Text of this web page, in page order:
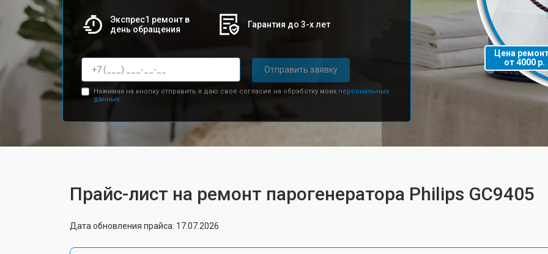
Экспрес1 ремонт в
день обращения
Гарантия до 3-х лет
Отправить заявку
Нажимая на кнопку отправить я даю свое согласие на обработку моих персональных
данных.
Цена
от 4000 р.
Прайс-лист на ремонт парогенератора Philips GC9405
Дата обновления прайса: 17.07.2026